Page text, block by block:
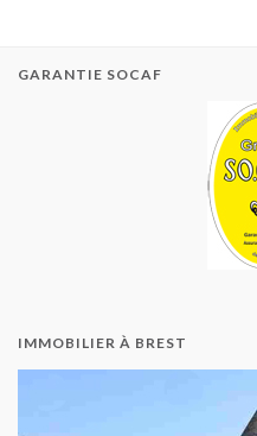
GARANTIE SOCAF
IMMOBILIER À BREST